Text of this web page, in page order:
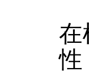
在
性